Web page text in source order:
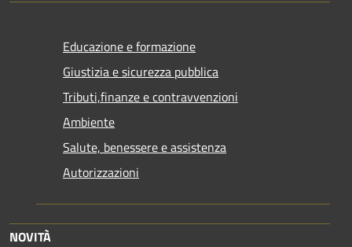
Educazione e formazione
Giustizia e sicurezza pubblica
Tributi,finanze e contravvenzioni
Ambiente
Salute, benessere e assistenza
Autorizzazioni
NOVITÀ